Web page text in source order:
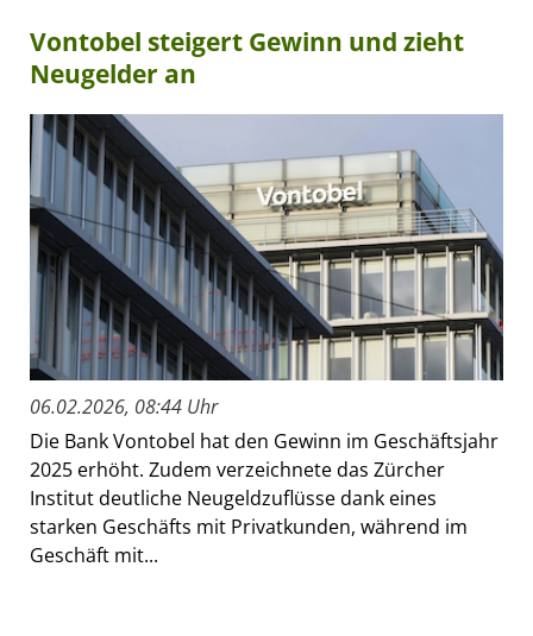
Vontobel steigert Gewinn und zieht
Neugelder an
06.02.2026, 08:44 Uhr
Die Bank Vontobel hat den Gewinn im Geschäftsjahr
2025 erhöht. Zudem verzeichnete das Zürcher
Institut deutliche Neugeldzuflüsse dank eines
starken Geschäfts mit Privatkunden, während im
Geschäft mit...